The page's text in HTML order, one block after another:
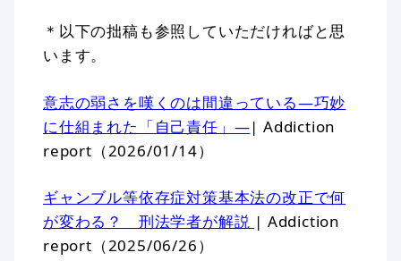
＊以下の拙稿も参照していただければと思
います。
意志の弱さを嘆くのは間違っている―巧妙
に仕組まれた「自己責任」—| Addiction
report（2026/01/14）
ギャンブル等依存症対策基本法の改正で何
が変わる？ 刑法学者が解説 | Addiction
report（2025/06/26）